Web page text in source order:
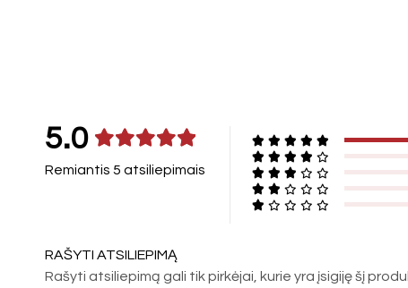
5.0
Remiantis 5 atsiliepimais
RAŠYTI ATSILIEPIMĄ
Rašyti atsiliepimą gali tik pirkėjai, kurie yra įsigiję šį